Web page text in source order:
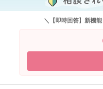
＼【即時回答】新機